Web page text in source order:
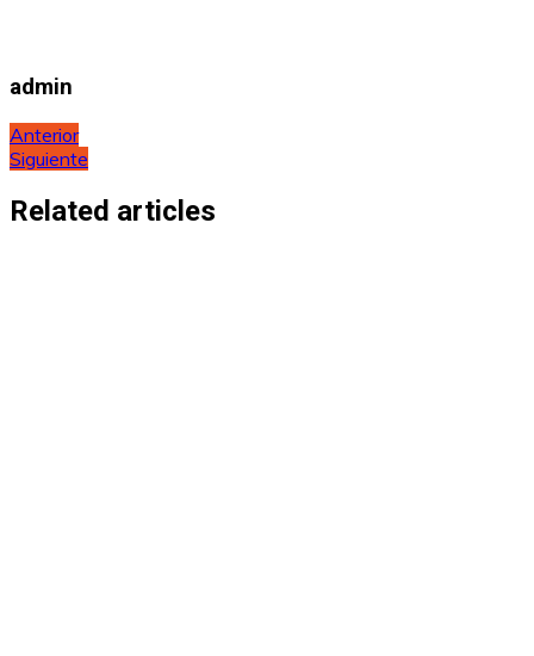
admin
Navegación
de
entradas
Anterior
Siguiente
Related articles